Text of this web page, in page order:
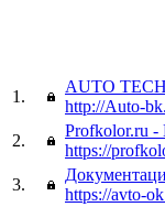
1.
AUTO
http://Auto-
2.
Profkolor.ru -
https://
3.
https://avto-